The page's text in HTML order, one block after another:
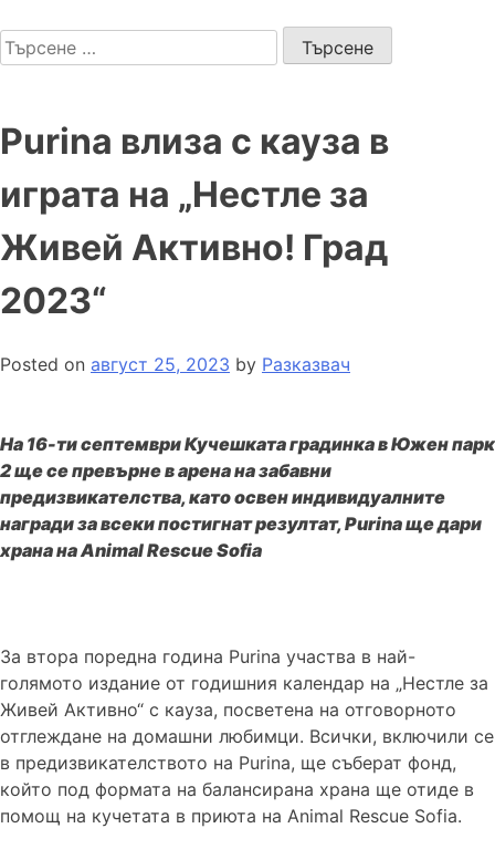
to
content
Търсене
за:
Purina влиза с кауза в
играта на „Нестле за
Живей Активно! Град
2023“
Posted on август 25, 2023 by Разказвач
На 16-ти септември Кучешката градинка в Южен парк
2 ще се превърне в арена на забавни
предизвикателства, като освен индивидуалните
награди за всеки постигнат резултат,Purinaще дари
храна наAnimal Rescue Sofia
За втора поредна година Purina участва в най-
голямото издание от годишния календар на „Нестле за
Живей Активно“ с кауза, посветена на отговорното
отглеждане на домашни любимци. Всички, включили се
в предизвикателството на Purina, ще съберат фонд,
който под формата на балансирана храна ще отиде в
помощ на кучетата в приюта на Animal Rescue Sofia.